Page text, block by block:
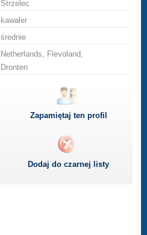
Strzelec
kawaler
średnie
Netherlands, Flevoland,
Dronten
Zapamiętaj ten profil
Dodaj do czarnej listy